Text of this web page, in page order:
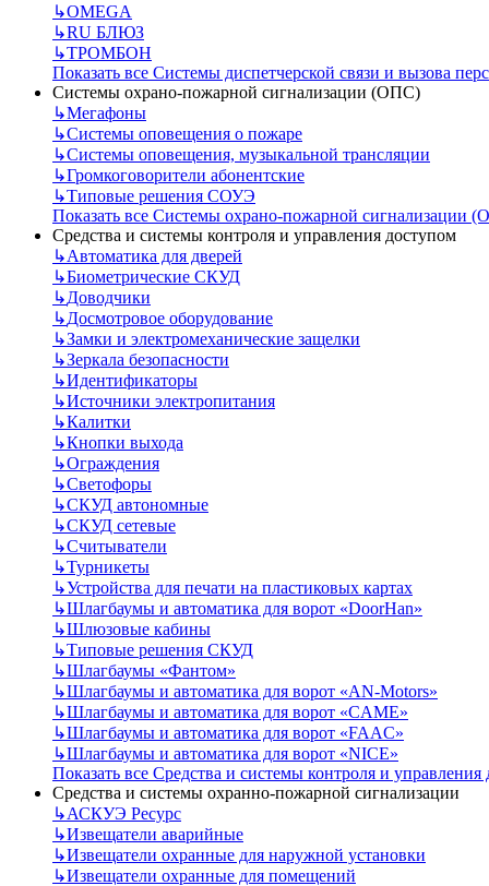
↳OMEGA
↳RU БЛЮЗ
↳ТРОМБОН
Показать все Системы диспетчерской связи и вызова
Системы охрано-пожарной сигнализации (ОПС)
↳Мегафоны
↳Системы оповещения о пожаре
↳Системы оповещения, музыкальной трансляции
↳Громкоговорители абонентские
↳Типовые решения СОУЭ
Показать все Системы охрано-пожарной сигнализации
Средства и системы контроля и управления доступом
↳Автоматика для дверей
↳Биометрические СКУД
↳Доводчики
↳Досмотровое оборудование
↳Замки и электромеханические защелки
↳Зеркала безопасности
↳Идентификаторы
↳Источники электропитания
↳Калитки
↳Кнопки выхода
↳Ограждения
↳Светофоры
↳СКУД автономные
↳СКУД сетевые
↳Считыватели
↳Турникеты
↳Устройства для печати на пластиковых картах
↳Шлагбаумы и автоматика для ворот «DoorHan»
↳Шлюзовые кабины
↳Типовые решения СКУД
↳Шлагбаумы «Фантом»
↳Шлагбаумы и автоматика для ворот «AN-Motors»
↳Шлагбаумы и автоматика для ворот «CAME»
↳Шлагбаумы и автоматика для ворот «FAAC»
↳Шлагбаумы и автоматика для ворот «NICE»
Показать все Средства и системы контроля и управления
Средства и системы охранно-пожарной сигнализации
↳АСКУЭ Ресурс
↳Извещатели аварийные
↳Извещатели охранные для наружной установки
↳Извещатели охранные для помещений